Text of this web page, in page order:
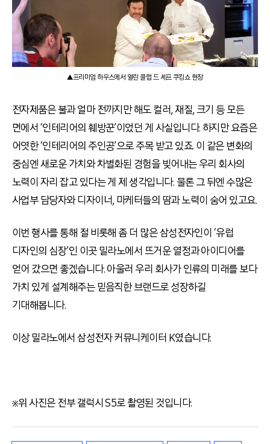
▲프리미엄 하우스에서 열린 클럽 드 셰프 쿠킹쇼 현장
전자제품은 불과 얼마 전까지만 해도 컬러, 재질, 크기 등 모든
면에서 ‘인테리어의 훼방꾼’이었던 게 사실입니다. 하지만 요즘은
어엿한 ‘인테리어의 주인공’으로 주목 받고 있죠. 이 같은 변화의
중심엔 새로운 가치와 차별화된 경험을 빚어내는 우리 회사의
노력이 자리 잡고 있다는 게 제 생각입니다. 물론 그 뒤엔 수많은
사업부 담당자와 디자이너, 마케터들의 땀과 노력이 숨어 있고요.
이번 행사를 통해 절 비롯해 좀 더 많은 삼성전자인이 ‘유럽
디자인의 심장’인 이곳 밀라노에서 뜨거운 열정과 아이디어를
얻어 갔으면 좋겠습니다. 아울러 우리 회사가 인류의 미래를 보다
가치 있게 설계해주는 믿음직한 브랜드로 성장하길
기대해봅니다.
이상 밀라노에서 삼성전자 커뮤니케이터 K였습니다.
※위 사진은 전부 갤럭시 S5로 촬영된 것입니다.